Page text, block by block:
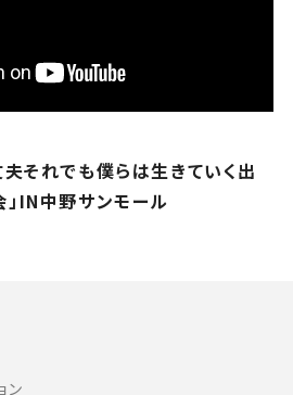
それでも僕らは生きていく出
IN中野サンモール
ン